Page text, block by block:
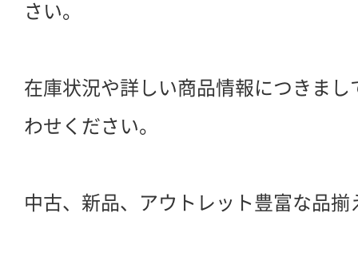
さい。
在庫状況や詳しい商品情報につきま
わせください。
中古、新品、アウトレット豊富な品揃